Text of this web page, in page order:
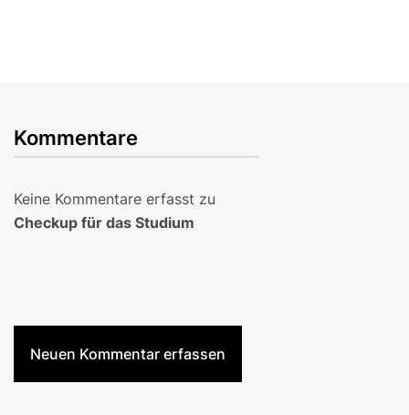
Kommentare
Keine Kommentare erfasst zu
Checkup für das Studium
Neuen Kommentar erfassen